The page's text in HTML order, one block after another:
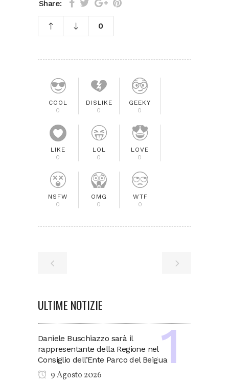
Share:
0
COOL
0
DISLIKE
0
GEEKY
0
LIKE
0
LOL
0
LOVE
0
NSFW
0
OMG
0
WTF
0
ULTIME NOTIZIE
Daniele Buschiazzo sarà il
rappresentante della Regione nel
Consiglio dell’Ente Parco del Beigua
9 Agosto 2026